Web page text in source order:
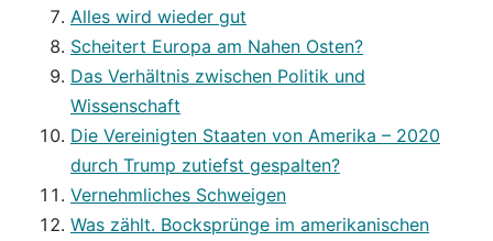
Alles wird wieder gut
Scheitert Europa am Nahen Osten?
Das Verhältnis zwischen Politik und
Wissenschaft
Die Vereinigten Staaten von Amerika – 2020
durch Trump zutiefst gespalten?
Vernehmliches Schweigen
Was zählt. Bocksprünge im amerikanischen